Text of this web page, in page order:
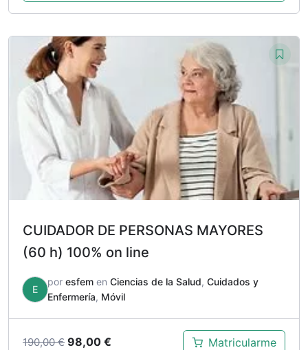
CUIDADOR DE PERSONAS MAYORES
(60 h) 100% on line
E
por esfem en Ciencias de la Salud, Cuidados y
Enfermería, Móvil
190,00€ El
98,00 € Matricularme